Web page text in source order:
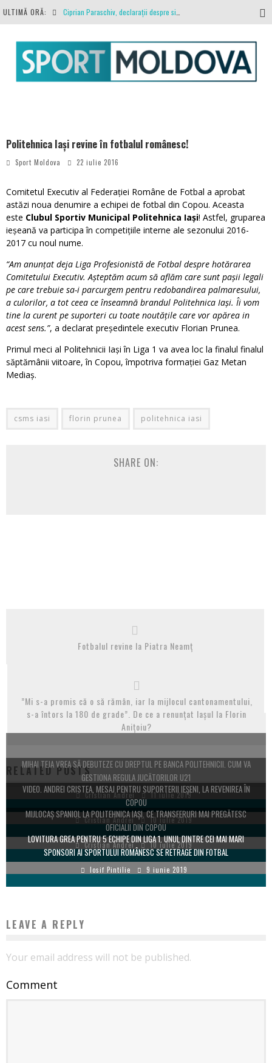
ULTIMĂ ORĂ:
O repriză executați de arbitru, o repriză executați de propriul joc
Politehnica Iași revine în fotbalul românesc!
Sport Moldova 22 iulie 2016
Comitetul Executiv al Federației Române de Fotbal a aprobat
astăzi noua denumire a echipei de fotbal din Copou. Aceasta
este Clubul Sportiv Municipal Politehnica Iași! Astfel, gruparea
ieșeană va participa în competițiile interne ale sezonului 2016-
2017 cu noul nume.
“Am anunțat deja Liga Profesionistă de Fotbal despre hotărarea
Comitetului Executiv. Așteptăm acum să aflăm care sunt pașii legali
pe care trebuie sa-i parcurgem pentru redobandirea palmaresului,
a culorilor, a tot ceea ce înseamnă brandul Politehnica Iași. Îi vom
tine la curent pe suporteri cu toate noutățile care vor apărea in
acest sens.”, a declarat președintele executiv Florian Prunea.
Primul meci al Politehnicii Iași în Liga 1 va avea loc la finalul finalul
săptămânii viitoare, în Copou, împotriva formației Gaz Metan
Mediaș.
csms iasi florin prunea politehnica iasi
SHARE ON:
Fotbalul revine la Piatra Neamț
”Mi s-a promis că o să rămân, iar la mijlocul cantonamentului,
s-a întors la 180 de grade”. De ce a renunțat Iașul la Florin
Anițoiu?
RELATED POSTS
MIHAI TEJA VREA SĂ DEBUTEZE CU DREPTUL PE BANCA POLITEHNICII. CUM VA
GESTIONA REGULA JUCĂTORILOR U21
Cristian Andrei 11 iulie 2019
VIDEO. ANDREI CRISTEA, MESAJ PENTRU SUPORTERII IEŞENI, LA REVENIREA ÎN
COPOU
Cristian Andrei 10 iulie 2019
MIJLOCAŞ SPANIOL LA POLITEHNICA IAŞI. CE TRANSFERURI MAI PREGĂTESC
OFICIALII DIN COPOU
Cristian Andrei 10 iulie 2019
LOVITURA GREA PENTRU 5 ECHIPE DIN LIGA 1. UNUL DINTRE CEI MAI MARI
SPONSORI AI SPORTULUI ROMÂNESC SE RETRAGE DIN FOTBAL
Iosif Pintilie 9 iunie 2019
LEAVE A REPLY
Your email address will not be published.
Comment